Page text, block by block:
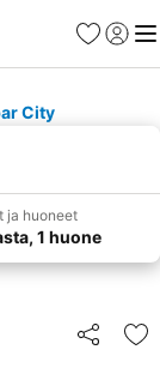
Suosikit
City
ja huoneet
1 huone
Jaa